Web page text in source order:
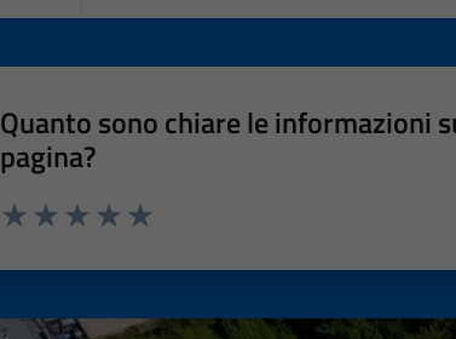
Quanto sono chiare le informazioni
pagina?